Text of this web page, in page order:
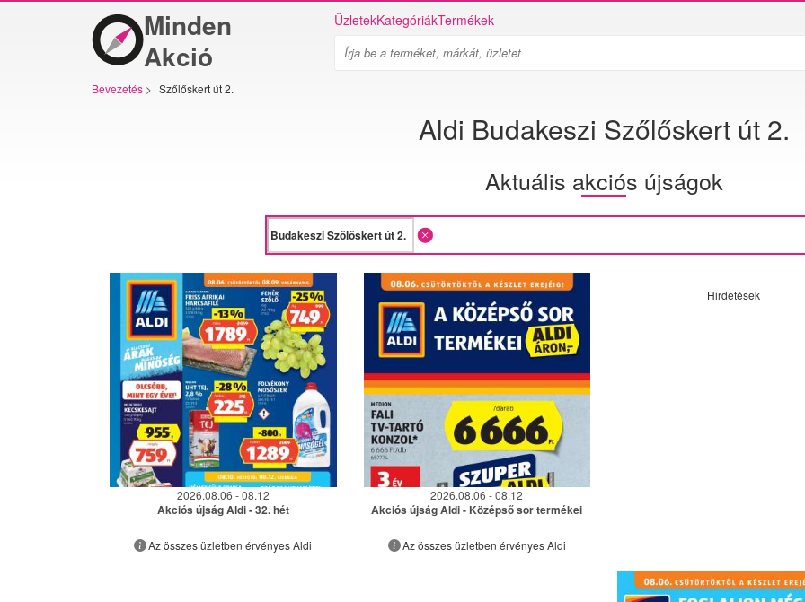
Minden
Akció
ÜzletekKategóriákTermékek
Bevezetés > Szőlőskert út 2.
Aldi Budakeszi Szőlőskert út 2.
Aktuális akciós újságok
2026.08.06 - 08.12
Akciós újság Aldi - 32. hét
Az összes üzletben érvényes Aldi
2026.08.06 - 08.12
Akciós újság Aldi - Középső sor termékei
Az összes üzletben érvényes Aldi
Hirdetések